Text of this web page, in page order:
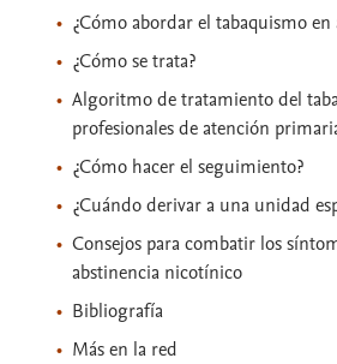
¿Cómo abordar el tabaquismo
¿Cómo se trata?
Algoritmo de tratamiento del
profesionales de atención
¿Cómo hacer el seguimiento?
¿Cuándo derivar a una unidad
Consejos para combatir los
abstinencia nicotínico
Bibliografía
Más en la red